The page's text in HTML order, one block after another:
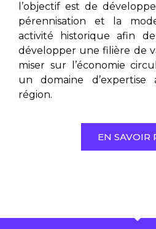
l’objectif est de
pérennisation et la
activité historique afin
développer une filière de
miser sur l’économie
un domaine
région.
EN SAVOIR